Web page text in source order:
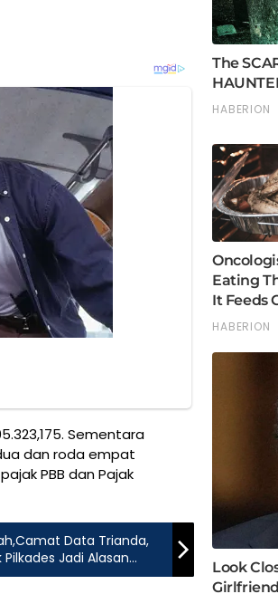
Sementara
dan roda empat
PBB dan Pajak
Data Trianda,
Jadi Alasan